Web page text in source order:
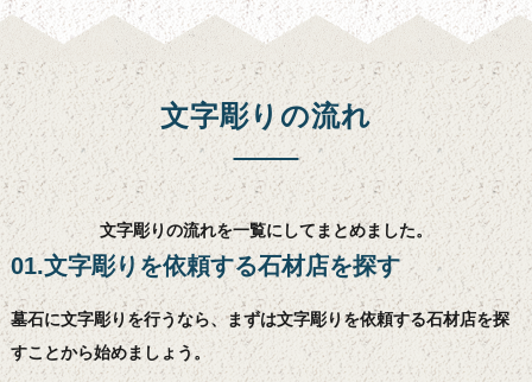
文字彫りの流れ
文字彫りの流れを一覧にしてまとめました。
01.文字彫りを依頼する石材店を探す
墓石に文字彫りを行うなら、まずは文字彫りを依頼する石材店を探
すことから始めましょう。